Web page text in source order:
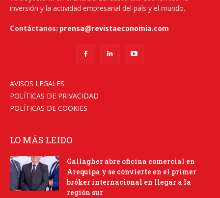
inversión y la actividad empresarial del país y el mundo.
Contáctanos: prensa@revistaeconomia.com
AVISOS LEGALES
POLÍTICAS DE PRIVACIDAD
POLÍTICAS DE COOKIES
LO MÁS LEIDO
Gallagher abre oficina comercial en
Arequipa y se convierte en el primer
bróker internacional en llegar a la
región sur